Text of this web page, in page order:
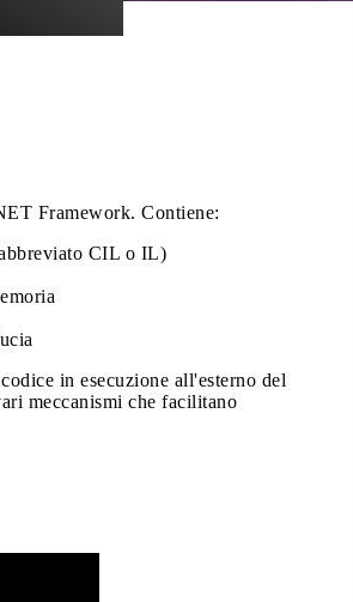
Framework. Contiene:
CIL o IL)
in esecuzione all'esterno del
meccanismi che facilitano